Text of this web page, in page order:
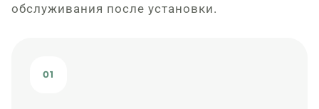
обслуживания после установки.
01